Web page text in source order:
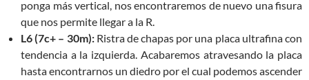
ponga más vertical, nos encontraremos de nuevo una fisura
que nos permite llegar a la R.
L6 (7c+ – 30m):Ristra de chapas por una placa ultrafina con
tendencia a la izquierda. Acabaremos atravesando la placa
hasta encontrarnos un diedro por el cual podemos ascender